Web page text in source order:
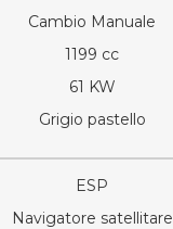
Cambio Manuale
1199 cc
61 KW
Grigio pastello
ESP
Navigatore satellitare